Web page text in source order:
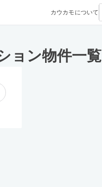
カウカモについて
ョン物件一覧